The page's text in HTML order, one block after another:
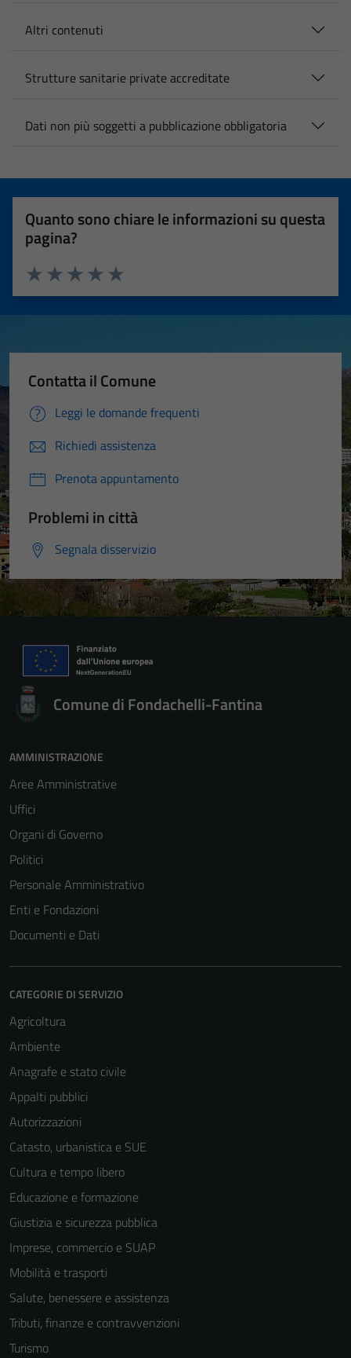
Altri contenuti
Strutture sanitarie private accreditate
Dati non più soggetti a pubblicazione obbligatoria
Quanto sono chiare le informazioni su questa
pagina?
Valuta 5 stelle su 5
Valuta 4 stelle su 5
Valuta 3 stelle su 5
Valuta 2 stelle su 5
Valuta 1 stelle su 5
Contatta il Comune
Leggi le domande frequenti
Richiedi assistenza
Prenota appuntamento
Problemi in città
Segnala disservizio
Comune di Fondachelli-Fantina
AMMINISTRAZIONE
Aree Amministrative
Uffici
Organi di Governo
Politici
Personale Amministrativo
Enti e Fondazioni
Documenti e Dati
CATEGORIE DI SERVIZIO
Agricoltura
Ambiente
Anagrafe e stato civile
Appalti pubblici
Autorizzazioni
Catasto, urbanistica e SUE
Cultura e tempo libero
Educazione e formazione
Giustizia e sicurezza pubblica
Imprese, commercio e SUAP
Mobilità e trasporti
Salute, benessere e assistenza
Tributi, finanze e contravvenzioni
Turismo